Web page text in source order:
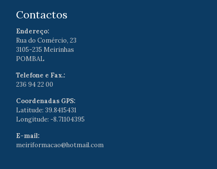
Contactos
Endereço:
Rua do Comércio, 23
3105-235 Meirinhas
POMBAL
Telefone e Fax.:
236 94 22 00
Coordenadas GPS:
Latitude: 39.8415431
Longitude: -8.71104395
E-mail:
meiriformacao@hotmail.com